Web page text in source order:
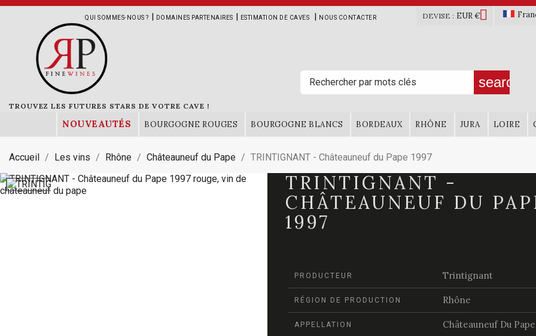
QUI SOMMES-NOUS ? | DOMAINES PARTENAIRES | ESTIMATION DE CAVES | NOUS CONTACTER DEVISE : EUR €
TROUVEZ LES FUTURES STARS DE VOTRE CAVE !
search
NOUVEAUTÉS BOURGOGNE ROUGES BOURGOGNE BLANCS BORDEAUX RHÔNE JURA LOIRE
Accueil Les vins Rhône Châteauneuf du Pape TRINTIGNANT - Châteauneuf du Pape 1997
TRINTIGNANT -
CHÂTEAUNEUF DU
1997
PRODUCTEUR Trintignant
RÉGION DE PRODUCTION Rhône
APPELLATION Châteauneuf Du Pape